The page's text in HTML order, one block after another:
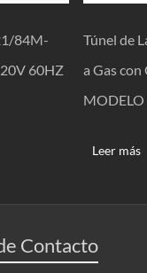
84M-
60HZ
Túnel de
a Gas
Leer más
Contacto